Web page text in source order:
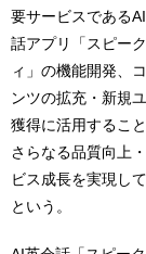
要サービスである
話アプリ「スピー
ィ」の機能開発、
ンツの拡充・新規
獲得に活用すること
さらなる品質向上
ビス成長を実現し
という。